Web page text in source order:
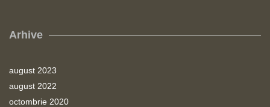
Arhive
august 2023
august 2022
octombrie 2020